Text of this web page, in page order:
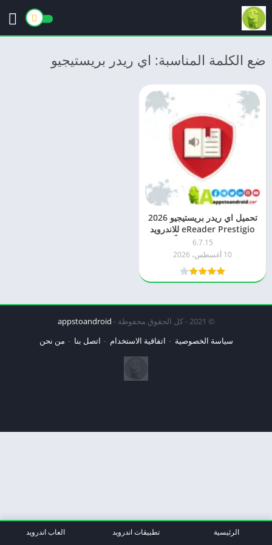
ضع الكلمة المناسبة: اي ريدر بريستيجيو
تحميل اي ريدر بريستيجيو 2026
eReader Prestigio للاندرويد
اخر اصدار مجاناً
6.7.15
10 أغسطس، 2026
© 2021 - كل الحقوق محفوظة -
appstoandroid
سياسة الخصوصية
اتفاقية الاستخدام اتصل بنا من نحن
الرئيسية تطبيقات اندرويد العاب اندرويد